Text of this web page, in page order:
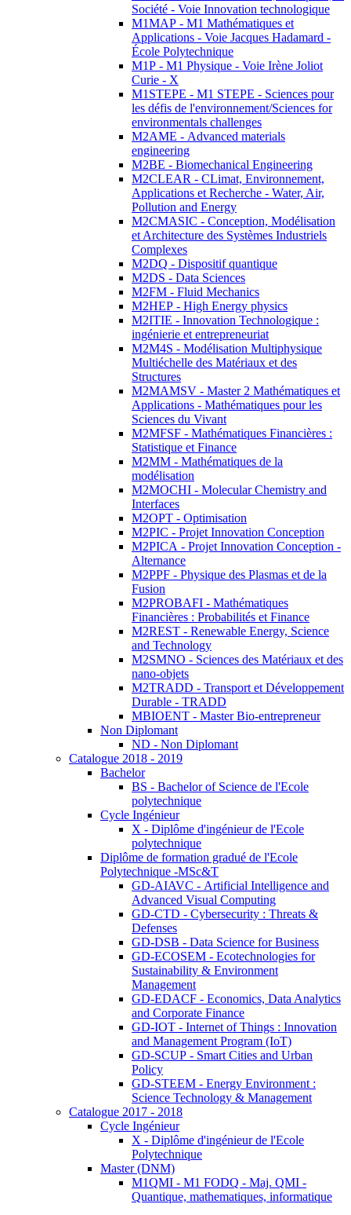
Société - Voie Innovation technologique
M1MAP - M1 Mathématiques et
Applications - Voie Jacques Hadamard -
École Polytechnique
M1P - M1 Physique - Voie Irène Joliot
Curie - X
M1STEPE - M1 STEPE - Sciences pour
les défis de l'environnement/Sciences for
environmentals challenges
M2AME - Advanced materials
engineering
M2BE - Biomechanical Engineering
M2CLEAR - CLimat, Environnement,
Applications et Recherche - Water, Air,
Pollution and Energy
M2CMASIC - Conception, Modélisation
et Architecture des Systèmes Industriels
Complexes
M2DQ - Dispositif quantique
M2DS - Data Sciences
M2FM - Fluid Mechanics
M2HEP - High Energy physics
M2ITIE - Innovation Technologique :
ingénierie et entrepreneuriat
M2M4S - Modélisation Multiphysique
Multiéchelle des Matériaux et des
Structures
M2MAMSV - Master 2 Mathématiques et
Applications - Mathématiques pour les
Sciences du Vivant
M2MFSF - Mathématiques Financières :
Statistique et Finance
M2MM - Mathématiques de la
modélisation
M2MOCHI - Molecular Chemistry and
Interfaces
M2OPT - Optimisation
M2PIC - Projet Innovation Conception
M2PICA - Projet Innovation Conception -
Alternance
M2PPF - Physique des Plasmas et de la
Fusion
M2PROBAFI - Mathématiques
Financières : Probabilités et Finance
M2REST - Renewable Energy, Science
and Technology
M2SMNO - Sciences des Matériaux et des
nano-objets
M2TRADD - Transport et Développement
Durable - TRADD
MBIOENT - Master Bio-entrepreneur
Non Diplomant
ND - Non Diplomant
Catalogue 2018 - 2019
Bachelor
BS - Bachelor of Science de l'Ecole
polytechnique
Cycle Ingénieur
X - Diplôme d'ingénieur de l'Ecole
polytechnique
Diplôme de formation gradué de l'Ecole
Polytechnique -MSc&T
GD-AIAVC - Artificial Intelligence and
Advanced Visual Computing
GD-CTD - Cybersecurity : Threats &
Defenses
GD-DSB - Data Science for Business
GD-ECOSEM - Ecotechnologies for
Sustainability & Environment
Management
GD-EDACF - Economics, Data Analytics
and Corporate Finance
GD-IOT - Internet of Things : Innovation
and Management Program (IoT)
GD-SCUP - Smart Cities and Urban
Policy
GD-STEEM - Energy Environment :
Science Technology & Management
Catalogue 2017 - 2018
Cycle Ingénieur
X - Diplôme d'ingénieur de l'Ecole
Polytechnique
Master (DNM)
M1QMI - M1 FODQ - Maj. QMI -
Quantique, mathematiques, informatique